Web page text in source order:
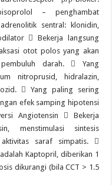
– penghambat
sentral: klonidin,
 Bekerja langsung
otot polos yang akan
pembuluh darah.  Yang
nitroprusid, hidralazin,
 Yang paling sering
efek samping hipotensi
Angiotensin  Bekerja
menstimulasi sintesis
saraf simpatis. 
Kaptopril, diberikan 1
dikurangi (bila CCT > 1.5